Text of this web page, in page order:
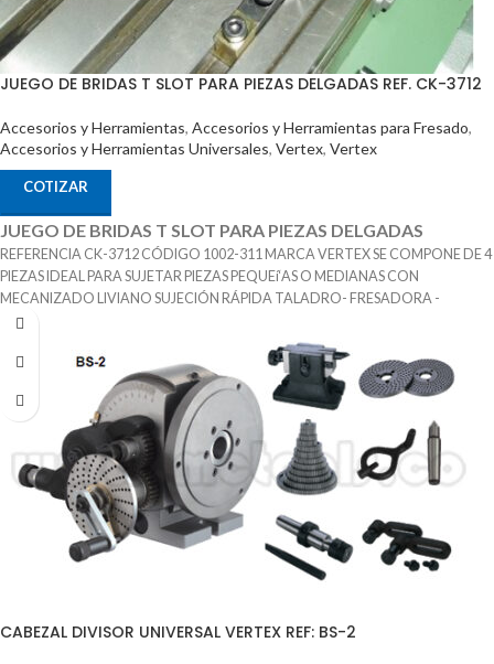
JUEGO DE BRIDAS T SLOT PARA PIEZAS DELGADAS REF. CK-3712
Accesorios y Herramientas, Accesorios y Herramientas para Fresado,
Accesorios y Herramientas Universales, Vertex, Vertex
COTIZAR
JUEGO DE BRIDAS T SLOT PARA PIEZAS DELGADAS
REFERENCIA CK-3712 CÓDIGO 1002-311 MARCA VERTEX SE COMPONE DE 4
PIEZAS IDEAL PARA SUJETAR PIEZAS PEQUEí‘AS O MEDIANAS CON
MECANIZADO LIVIANO SUJECIÓN RÁPIDA TALADRO- FRESADORA -
EROSIONADORA
CABEZAL DIVISOR UNIVERSAL VERTEX REF: BS-2